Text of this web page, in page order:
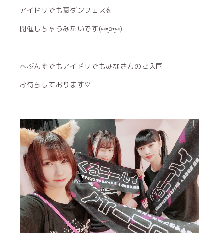
アイドリでも裏ダンフェスを
開催しちゃうみたいです(⑅•͈૦•͈⑅)
へぶんずでもアイドリでもみなさんのご入国
お待ちしております♡